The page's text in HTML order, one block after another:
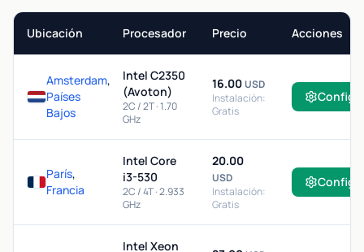
Ubicación Procesador Precio Acciones
Amsterdam,
Países
Bajos
Intel C2350
(Avoton)
2C / 2T · 1.70
GHz
16.00USD
Instalación:
Gratis
París,
Francia
Intel Core
i3-530
2C / 4T · 2.933
GHz
20.00
USD
Instalación:
Gratis
Intel Xeon